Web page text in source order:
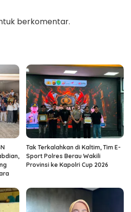
berkomentar.
Tak Terkalahkan di Kaltim, Tim E-
Sport Polres Berau Wakili
Provinsi ke Kapolri Cup 2026